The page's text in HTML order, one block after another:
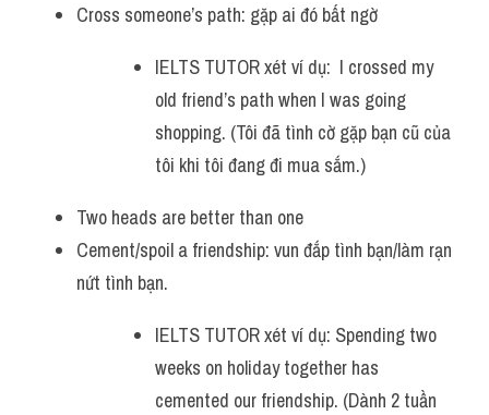
Cross someone’s path: gặp ai đó bất ngờ
IELTS TUTOR xét ví dụ:  I crossed my
old friend’s path when I was going
shopping. (Tôi đã tình cờ gặp bạn cũ của
tôi khi tôi đang đi mua sắm.)
Two heads are better than one
Cement/spoil a friendship: vun đắp tình bạn/làm rạn
nứt tình bạn.
IELTS TUTOR xét ví dụ: Spending two
weeks on holiday together has
cemented our friendship. (Dành 2 tuần